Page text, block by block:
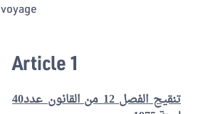
voyage
Article 1
تنقيح الفصل 12 من القانون عدد40